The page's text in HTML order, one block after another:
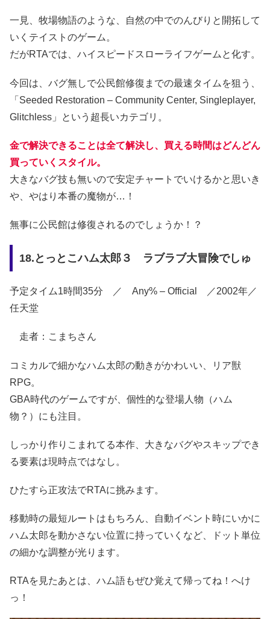
一見、牧場物語のような、自然の中でのんびりと開拓して
いくテイストのゲーム。
だがRTAでは、ハイスピードスローライフゲームと化す。
今回は、バグ無しで公民館修復までの最速タイムを狙う、
「Seeded Restoration – Community Center, Singleplayer,
Glitchless」という超長いカテゴリ。
金で解決できることは全て解決し、買える時間はどんどん
買っていくスタイル。
大きなバグ技も無いので安定チャートでいけるかと思いき
や、やはり本番の魔物が…！
無事に公民館は修復されるのでしょうか！？
18.とっとこハム太郎３ ラブラブ大冒険でしゅ
予定タイム1時間35分 ／ Any% – Official ／2002年／
任天堂
走者：こまちさん
コミカルで細かなハム太郎の動きがかわいい、リア獣
RPG。
GBA時代のゲームですが、個性的な登場人物（ハム
物？）にも注目。
しっかり作りこまれてる本作、大きなバグやスキップでき
る要素は現時点ではなし。
ひたすら正攻法でRTAに挑みます。
移動時の最短ルートはもちろん、自動イベント時にいかに
ハム太郎を動かさない位置に持っていくなど、ドット単位
の細かな調整が光ります。
RTAを見たあとは、ハム語もぜひ覚えて帰ってね！へけ
っ！